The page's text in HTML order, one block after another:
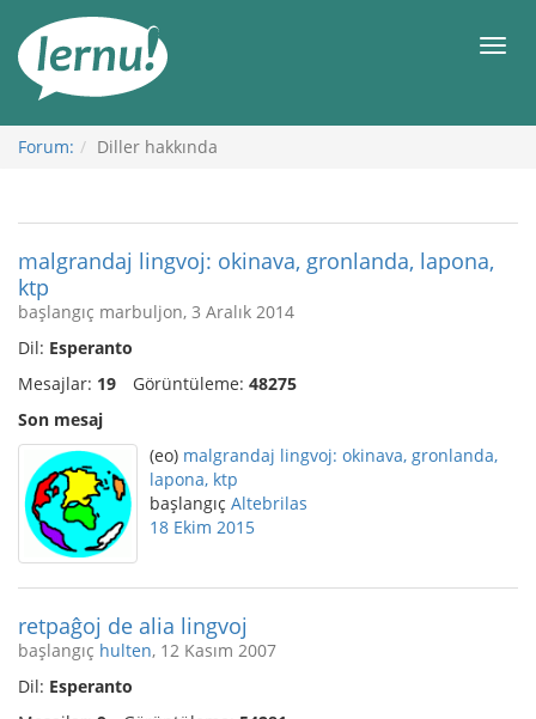
Görüntüleme
Forum: Diller hakkında
malgrandaj lingvoj: okinava, gronlanda, lapona,
ktp
başlangıç marbuljon, 3 Aralık 2014
Dil: Esperanto
Mesajlar: 19 Görüntüleme: 48275
Son mesaj
(eo) malgrandaj lingvoj: okinava, gronlanda,
lapona, ktp
başlangıç Altebrilas
18 Ekim 2015
retpaĝoj de alia lingvoj
başlangıç hulten, 12 Kasım 2007
Dil: Esperanto